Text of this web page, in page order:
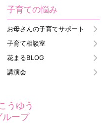
子育ての悩み
お母さんの子育てサポート
子育て相談室
花まるBLOG
講演会
うゆう
ループ